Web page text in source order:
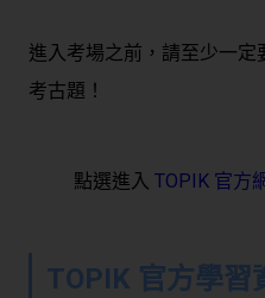
進入考場之前，請至少一定
考古題！
點選進入 TOPIK 官方
TOPIK 官方學習